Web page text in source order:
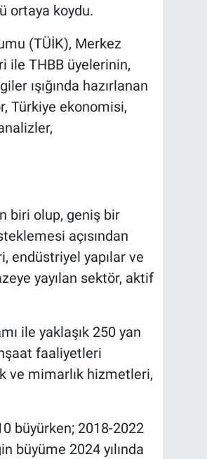
ortaya koydu.
(TÜİK), Merkez
ile THBB üyelerinin,
ışığında hazırlanan
Türkiye ekonomisi,
biri olup, geniş bir
açısından
endüstriyel yapılar ve
yayılan sektör, aktif
ile yaklaşık 250 yan
faaliyetleri
ve mimarlık hizmetleri,
büyürken; 2018-2022
büyüme 2024 yılında